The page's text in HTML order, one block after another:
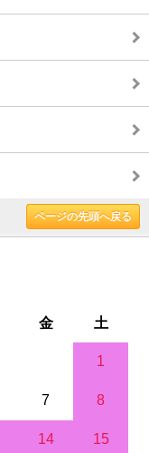
ページの先頭へ戻る
金 土
1
7 8
14 15